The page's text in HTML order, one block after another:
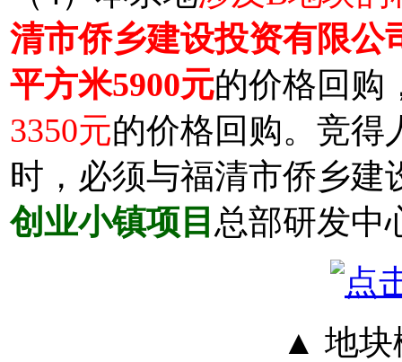
清市侨乡建设投资有限公
平方米5900元的价格回购
3350元的价格回购。竞得
时，必须与福清市侨乡建
创业小镇项目 总部研发中
▲ 地块